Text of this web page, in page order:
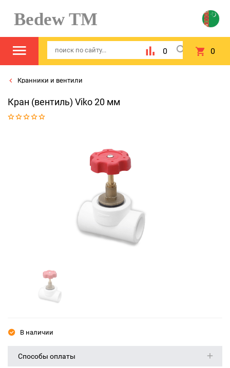
Bedew TM
0 0
Кранники и вентили
Кран (вентиль) Viko 20 мм
В наличии
Способы оплаты